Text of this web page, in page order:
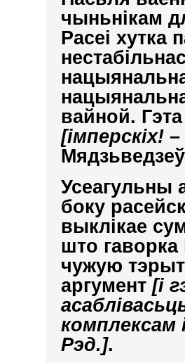
чыньнікам
Расеі
вайной. Гэта
[імперскіх!
Мядзьведзеў
Усеагульны
боку
выклікае
што гаворка
чужую
аргумент [і
комплексам
Рэд.].